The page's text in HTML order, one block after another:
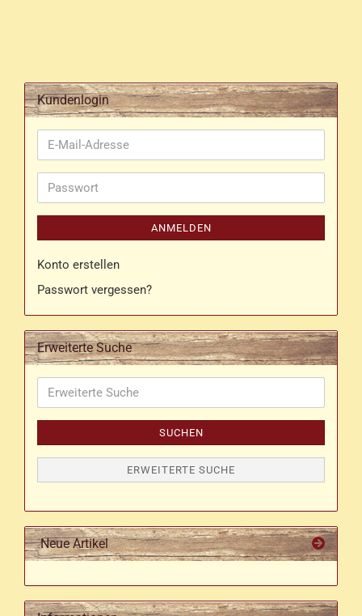
Kundenlogin
E-
Mail-
Passwort
ANMELDEN
Konto erstellen
Passwort vergessen?
Erweiterte Suche
Erweiterte
Suche
SUCHEN
ERWEITERTE SUCHE
Neue Artikel